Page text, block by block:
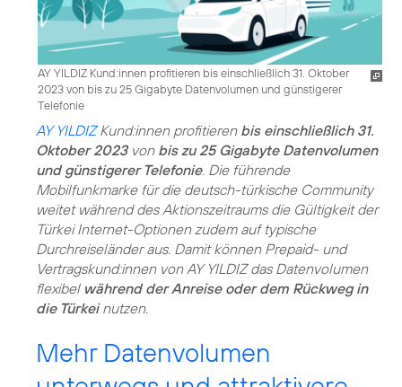
AY YILDIZ Kund:innen profitieren bis einschließlich 31. Oktober
2023 von bis zu 25 Gigabyte Datenvolumen und günstigerer
Telefonie
AY YILDIZKund:innen profitieren bis einschließlich 31.
Oktober 2023von bis zu 25 Gigabyte Datenvolumen
und günstigerer Telefonie. Die führende
Mobilfunkmarke für die deutsch-türkische Community
weitet während des Aktionszeitraums die Gültigkeit der
Türkei Internet-Optionen zudem auf typische
Durchreiseländer aus. Damit können Prepaid- und
Vertragskund:innen von AY YILDIZ das Datenvolumen
flexibel während der Anreise oder dem Rückweg in
die Türkeinutzen.
Mehr Datenvolumen